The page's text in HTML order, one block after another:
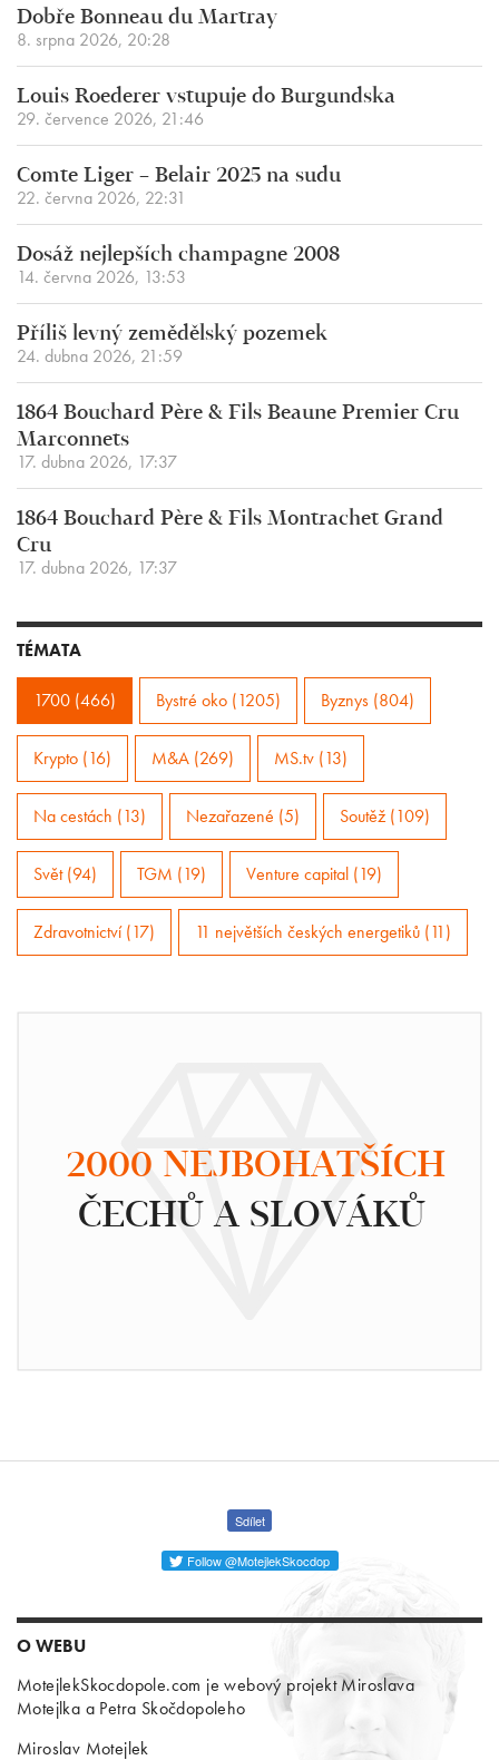
Dobře Bonneau du Martray
8. srpna 2026, 20:28
Louis Roederer vstupuje do Burgundska
29. července 2026, 21:46
Comte Liger – Belair 2025 na sudu
22. června 2026, 22:31
Dosáž nejlepších champagne 2008
14. června 2026, 13:53
Příliš levný zemědělský pozemek
24. dubna 2026, 21:59
1864 Bouchard Père & Fils Beaune Premier Cru
Marconnets
17. dubna 2026, 17:37
1864 Bouchard Père & Fils Montrachet Grand
Cru
17. dubna 2026, 17:37
TÉMATA
1700 (466) Bystré oko (1205) Byznys (804)
Krypto (16) M&A (269) MS.tv (13)
Na cestách (13) Nezařazené (5) Soutěž (109)
Svět (94) TGM (19) Venture capital (19)
Zdravotnictví (17) 11 největších českých energetiků (11)
2000 NEJBOHATŠÍCH
ČECHŮ A SLOVÁKŮ
Sdílet
Follow @MotejlekSkocdop
O WEBU
MotejlekSkocdopole.com je webový projekt Miroslava
Motejlka a Petra Skočdopoleho
Miroslav Motejlek